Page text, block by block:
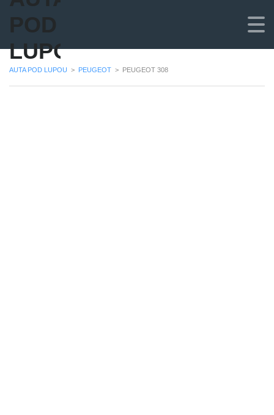
POD
LUPOU
AUTA POD LUPOU > PEUGEOT > PEUGEOT 308